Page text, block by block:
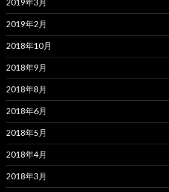
2019年3月
2019年2月
2018年10月
2018年9月
2018年8月
2018年6月
2018年5月
2018年4月
2018年3月